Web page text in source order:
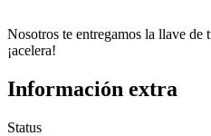
Nosotros te entregamos la llave de
¡acelera!
Información extra
Status